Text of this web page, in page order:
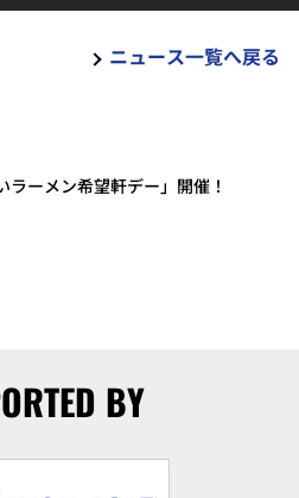
ニュース一覧へ戻る
ーメン希望軒デー」開催！
BY